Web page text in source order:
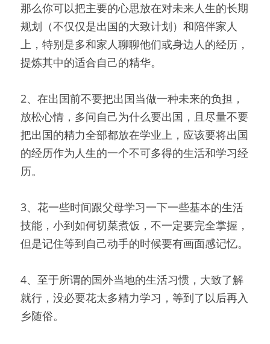
那么你可以把主要的心思放在对未来人生的长期
规划（不仅仅是出国的大致计划）和陪伴家人
上，特别是多和家人聊聊他们或身边人的经历，
提炼其中的适合自己的精华。
2、在出国前不要把出国当做一种未来的负担，
放松心情，多问自己为什么要出国，且尽量不要
把出国的精力全部都放在学业上，应该要将出国
的经历作为人生的一个不可多得的生活和学习经
历。
3、花一些时间跟父母学习一下一些基本的生活
技能，小到如何切菜煮饭，不一定要完全掌握，
但是记住等到自己动手的时候要有画面感记忆。
4、至于所谓的国外当地的生活习惯，大致了解
就行，没必要花太多精力学习，等到了以后再入
乡随俗。